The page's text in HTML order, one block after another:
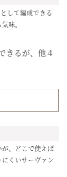
して編成できる
味。
きるが、他４
、どこで使えば
くいサーヴァン